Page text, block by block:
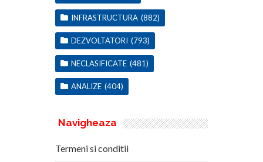
INFRASTRUCTURA (882)
DEZVOLTATORI (793)
NECLASIFICATE (481)
ANALIZE (404)
Navigheaza
Termeni si conditii